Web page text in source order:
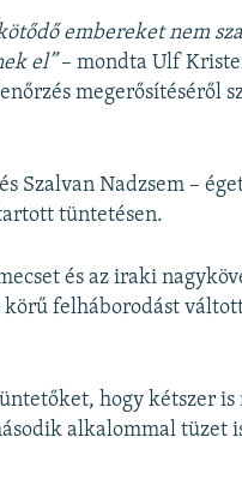
embereket nem
el”– mondta Ulf
megerősítéséről
Szalvan Nadzsem –
tüntetésen.
és az iraki
felháborodást
hogy kétszer is
alkalommal tüzet